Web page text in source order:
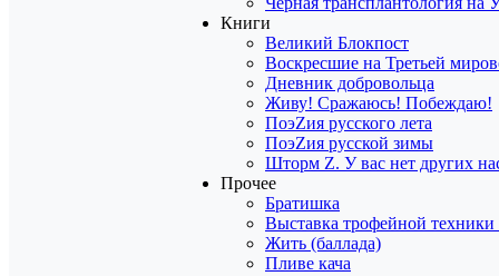
Книги
Великий Блокпост
Воскресшие на Третьей
Дневник добровольца
Живу! Сражаюсь! Побеждаю!
ПоэZия русского лета
ПоэZия русской зимы
Шторм Z. У вас нет других
Прочее
Братишка
Выставка трофейной
Жить (баллада)
Пливе кача